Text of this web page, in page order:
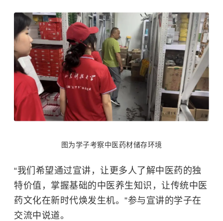
图为学子考察中医药材储存环境
“我们希望通过宣讲，让更多人了解中医药的独
特价值，掌握基础的中医养生知识，让传统中医
药文化在新时代焕发生机。”参与宣讲的学子在
交流中说道。